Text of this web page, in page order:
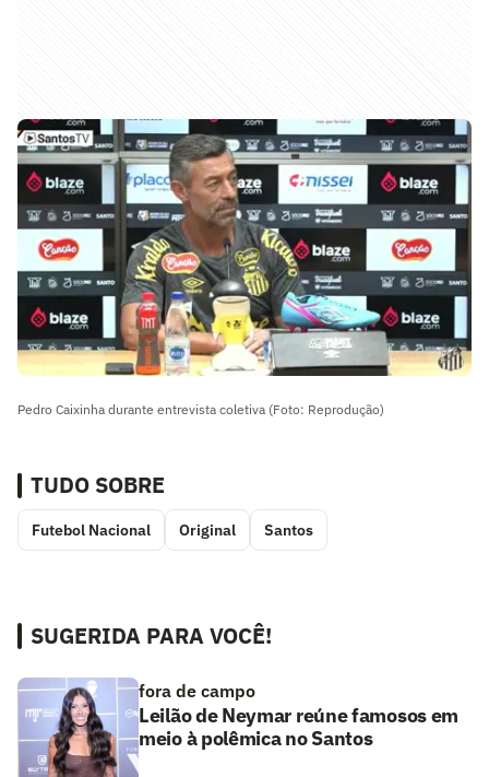
Pedro Caixinha durante entrevista coletiva (Foto: Reprodução)
TUDO SOBRE
Futebol Nacional Original Santos
SUGERIDA PARA VOCÊ!
fora de campo
Leilão de Neymar reúne famosos em
meio à polêmica no Santos